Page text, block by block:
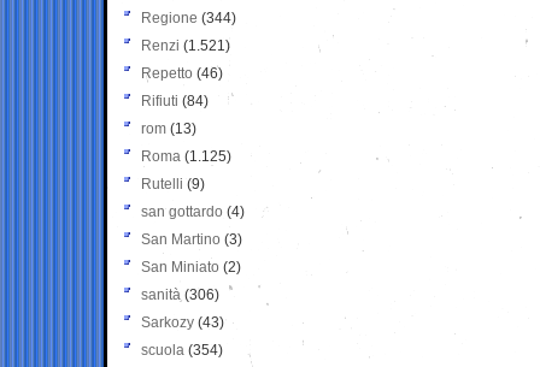
Regione (344)
Renzi (1.521)
Repetto (46)
Rifiuti (84)
rom (13)
Roma (1.125)
Rutelli (9)
san gottardo (4)
San Martino (3)
San Miniato (2)
sanità (306)
Sarkozy (43)
scuola (354)